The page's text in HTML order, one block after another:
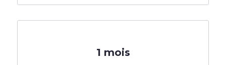
1 mois